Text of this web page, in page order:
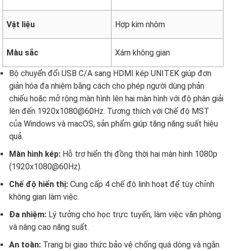
Vật liệu Hợp kim nhôm
Màu sắc Xám không gian
Bộ chuyển đổi USB C/A sang HDMI kép UNITEK giúp đơn
giản hóa đa nhiệm bằng cách cho phép người dùng phản
chiếu hoặc mở rộng màn hình lên hai màn hình với độ phân giải
lên đến 1920x1080@60Hz. Tương thích với Chế độ MST
của Windows và macOS, sản phẩm giúp tăng năng suất hiệu
quả.
Màn hình kép: Hỗ trợ hiển thị đồng thời hai màn hình 1080p
(1920x1080@60Hz).
Chế độ hiển thị: Cung cấp 4 chế độ linh hoạt để tùy chỉnh
không gian làm việc.
Đa nhiệm: Lý tưởng cho học trực tuyến, làm việc văn phòng
và nâng cao năng suất.
An toàn: Trang bị giao thức bảo vệ chống quá dòng và ngắn